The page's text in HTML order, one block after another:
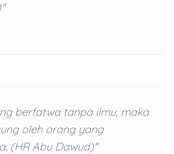
berfatwa tanpa ilmu, maka
oleh orang yang
(HR Abu Dawud)"